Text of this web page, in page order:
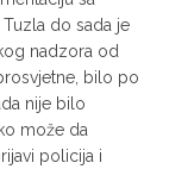
Tuzla do sada je
nadzora od
bilo po
nije bilo
može da
policija i